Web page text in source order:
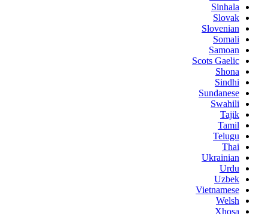
Sinhala
Slovak
Slovenian
Somali
Samoan
Scots Gaelic
Shona
Sindhi
Sundanese
Swahili
Tajik
Tamil
Telugu
Thai
Ukrainian
Urdu
Uzbek
Vietnamese
Welsh
Xhosa